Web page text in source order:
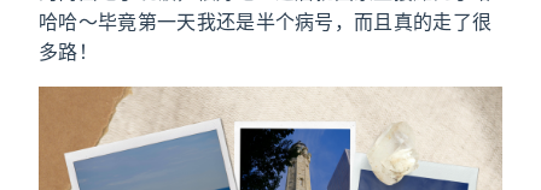
哈哈～毕竟第一天我还是半个病号，而且真的走了很
多路！